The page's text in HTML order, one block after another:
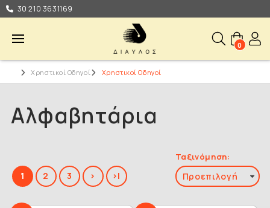
30 210 3631169
0
Χρηστικοί Οδηγοί Χρηστικοί Οδηγοί
Αλφαβητάρια
1 2 3 > >|
Ταξινόμηση: